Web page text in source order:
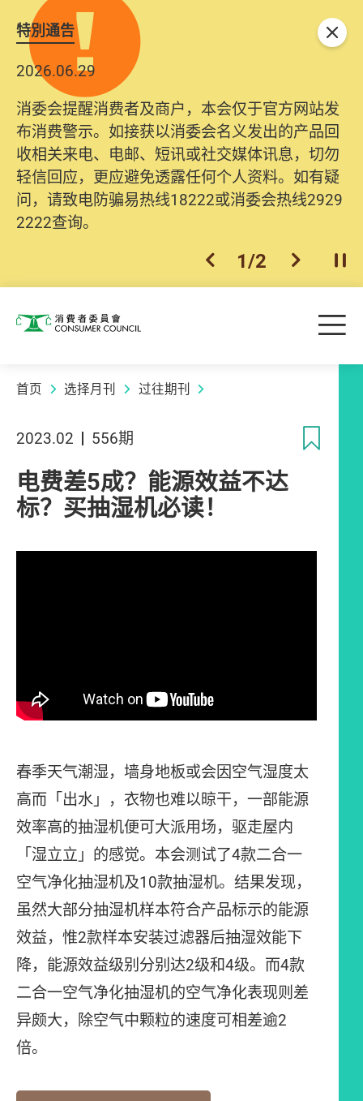
特別通告
2026.06.29
消委会提醒消费者及商户，本会仅于官方网站发
布消费警示。如接获以消委会名义发出的产品回
收相关来电、电邮、短讯或社交媒体讯息，切勿
轻信回应，更应避免透露任何个人资料。如有疑
问，请致电防骗易热线18222或消委会热线2929
2222查询。
上一个
1/2 下一个开
关闭
消费者委员会 目
首页 选择月刊 过往期刊
2023.02 556期
电费差5成？能源效益不达
标？买抽湿机必读！
春季天气潮湿，墙身地板或会因空气湿度太
高而「出水」，衣物也难以晾干，一部能源
效率高的抽湿机便可大派用场，驱走屋内
「湿立立」的感觉。本会测试了4款二合一
空气净化抽湿机及10款抽湿机。结果发现，
虽然大部分抽湿机样本符合产品标示的能源
效益，惟2款样本安装过滤器后抽湿效能下
降，能源效益级别分别达2级和4级。而4款
二合一空气净化抽湿机的空气净化表现则差
异颇大，除空气中颗粒的速度可相差逾2
倍。